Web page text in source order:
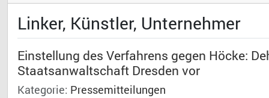
Linker, Künstler, Unternehmer
Einstellung des Verfahrens gegen Höcke:
Staatsanwaltschaft Dresden vor
Kategorie: Pressemitteilungen